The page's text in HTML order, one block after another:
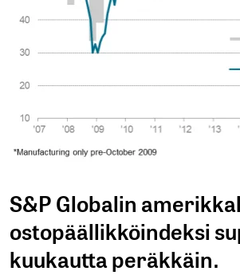
S&P Globalin
ostopäällikköindeksi
kuukautta peräkkäin.